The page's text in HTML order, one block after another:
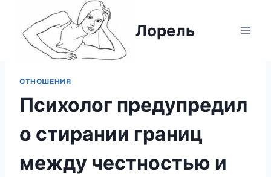
содержимому
Лорель
ОТНОШЕНИЯ
Психолог предупредил
о стирании границ
между честностью и